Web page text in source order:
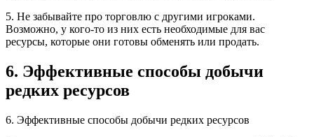
5. Не забывайте про торговлю с другими игроками.
Возможно, у кого-то из них есть необходимые для вас
ресурсы, которые они готовы обменять или продать.
6. Эффективные способы добычи
редких ресурсов
6. Эффективные способы добычи редких ресурсов